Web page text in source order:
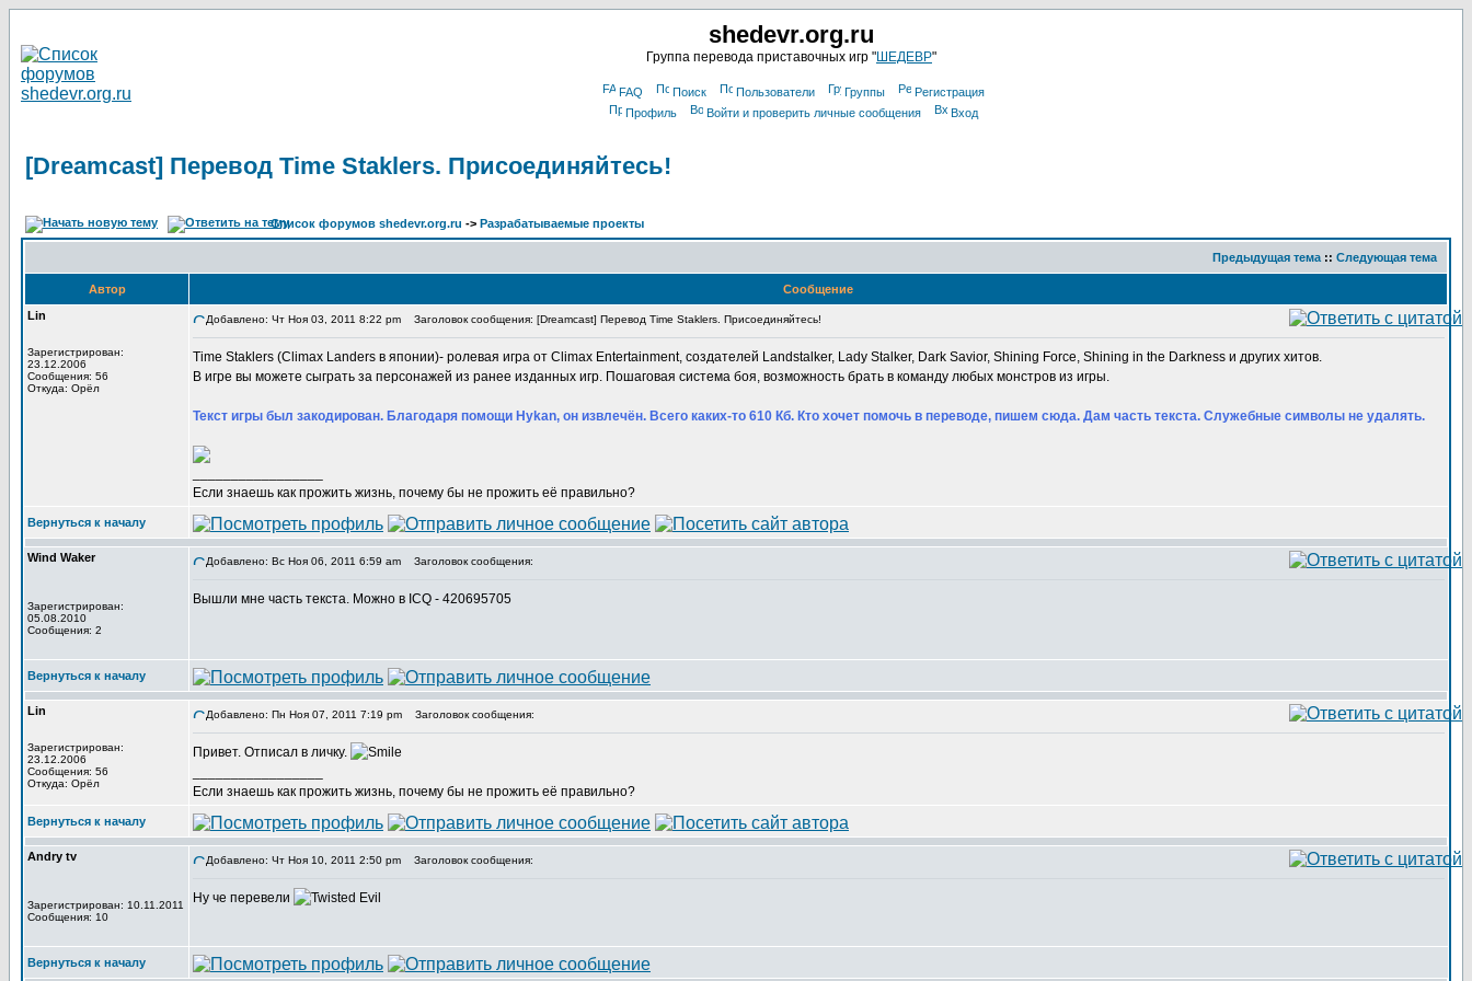
shedevr.org.ru
Группа перевода приставочных игр "ШЕДЕВР"
FAQ Поиск Пользователи Группы
Регистрация
Профиль
Войти и проверить личные сообщения Вход
[Dreamcast] Перевод Time Staklers. Присоединяйтесь!
Список форумов shedevr.org.ru -> Разрабатываемые проекты
Предыдущая тема :: Следующая тема
Автор
Сообщение
Lin
Зарегистрирован:
23.12.2006
Сообщения: 56
Откуда: Орёл
Добавлено: Чт Ноя 03, 2011 8:22 pm Заголовок сообщения: [Dreamcast] Перевод Time Staklers. Присоединяйтесь!
Time Staklers (Climax Landers в японии)- ролевая игра от Climax Entertainment, создателей Landstalker, Lady Stalker, Dark Savior, Shining Force, Shining in the Darkness и других хитов.
В игре вы можете сыграть за персонажей из ранее изданных игр. Пошаговая система боя, возможность брать в команду любых монстров из игры.
Текст игры был закодирован. Благодаря помощи Hykan, он извлечён. Всего каких-то 610 Кб. Кто хочет помочь в переводе, пишем сюда. Дам часть текста. Служебные символы не удалять.
Если знаешь как прожить жизнь, почему бы не прожить её правильно?
Вернуться к началу
Wind Waker
Зарегистрирован:
05.08.2010
Сообщения: 2
Добавлено: Вс Ноя 06, 2011 6:59 am Заголовок сообщения:
Вышли мне часть текста. Можно в ICQ - 420695705
Вернуться к началу
Lin
Зарегистрирован:
23.12.2006
Сообщения: 56
Откуда: Орёл
Добавлено: Пн Ноя 07, 2011 7:19 pm Заголовок сообщения:
Привет. Отписал в личку.
Если знаешь как прожить жизнь, почему бы не прожить её правильно?
Вернуться к началу
Andry tv
Зарегистрирован: 10.11.2011
Сообщения: 10
Добавлено: Чт Ноя 10, 2011 2:50 pm Заголовок сообщения:
Ну че перевели
Вернуться к началу